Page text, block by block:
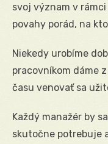
svoj význam v
povahy porád, na
Niekedy urobíme
pracovníkom dáme
času venovať sa
Každý manažér by
skutočne potrebuje